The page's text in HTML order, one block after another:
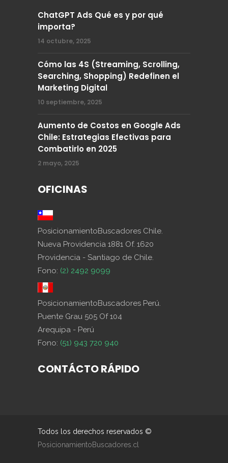
ChatGPT Ads Qué es y por qué
importa?
14 octubre, 2025
Cómo las 4S (Streaming, Scrolling,
Searching, Shopping) Redefinen el
Marketing Digital
10 septiembre, 2025
Aumento de Costos en Google Ads
Chile: Estrategias Efectivas para
Combatirlo en 2025
2 mayo, 2025
OFICINAS
PosicionamientoBuscadores Chile.
Nueva Providencia 1881 Of. 1620
Providencia - Santiago de Chile.
Fono: (2) 2492 9099
PosicionamientoBuscadores Perú.
Puente Grau 505 Of 104
Arequipa - Perú
Fono: (51) 943 720 940
CONTÁCTO RÁPIDO
Todos los derechos reservados ©
PosicionamientoBuscadores.cl